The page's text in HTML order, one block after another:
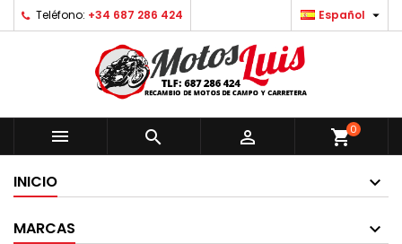
Teléfono: +34 687 286 424 Español 
   shopping_cart0
INICIO
MARCAS